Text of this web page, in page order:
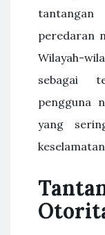
peredaran
Wilayah-
sebagai
pengguna
yang